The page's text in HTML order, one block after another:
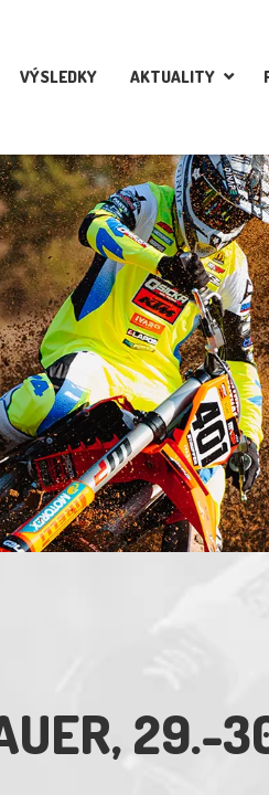
VÝSLEDKY AKTUALITY
29.-